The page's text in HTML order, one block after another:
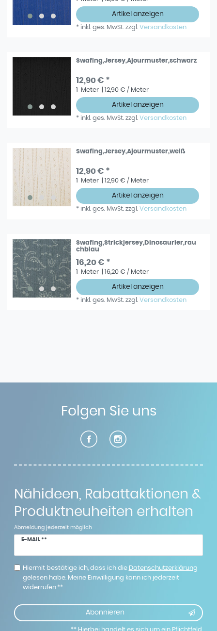
Artikel anzeigen
* inkl. ges. MwSt. zzgl.Versandkosten
Swafing,Jersey,Ajourmuster,schwarz
12,90 € *
1 Meter | 12,90 € / Meter
Artikel anzeigen
* inkl. ges. MwSt. zzgl.Versandkosten
Swafing,Jersey,Ajourmuster,weiß
12,90 € *
1 Meter | 12,90 € / Meter
Artikel anzeigen
* inkl. ges. MwSt. zzgl.Versandkosten
Swafing,Strickjersey,Dinosaurier,rau
chblau
16,20 € *
1 Meter | 16,20 € / Meter
Artikel anzeigen
* inkl. ges. MwSt. zzgl.Versandkosten
Folgen Sie uns
Nähideen, Rabattaktionen &
Produktneuheiten erhalten
Abmeldung jederzeit möglich
E-MAIL **
Newsletter
Hiermit bestätige ich, dass ich die Daten­schutz­erklärung
gelesen habe. Meine Einwilligung kann ich jederzeit
widerrufen.**
Abonnieren
** Hierbei handelt es sich um ein Pflichtfeld.